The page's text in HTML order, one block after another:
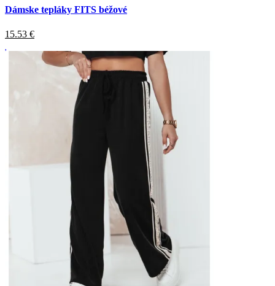
Dámske tepláky FITS béžové
15.53 €